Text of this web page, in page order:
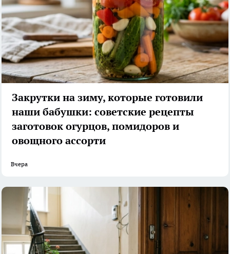
Закрутки на зиму, которые готовили
наши бабушки: советские рецепты
заготовок огурцов, помидоров и
овощного ассорти
Вчера